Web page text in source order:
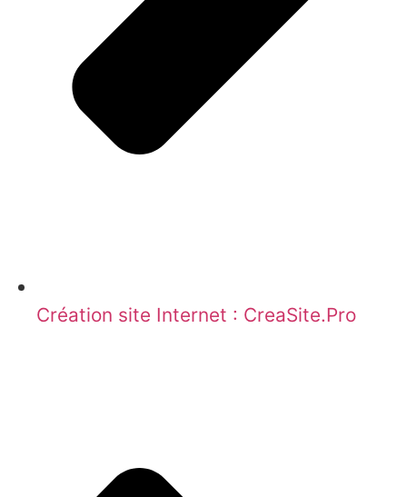
Création site Internet : CreaSite.Pro